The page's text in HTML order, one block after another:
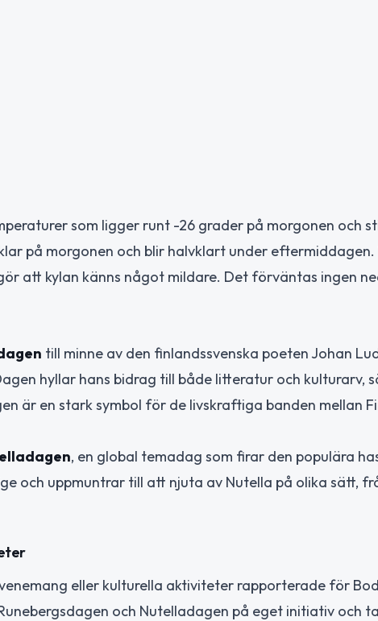
som ligger runt -26 grader på morgonen och
på morgonen och blir halvklart under eftermiddagen.
att kylan känns något mildare. Det förväntas ingen
till minne av den finlandssvenska poeten Johan
hyllar hans bidrag till både litteratur och kulturarv,
är en stark symbol för de livskraftiga banden mellan
, en global temadag som firar den populära
och uppmuntrar till att njuta av Nutella på olika sätt,
eller kulturella aktiviteter rapporterade för
och Nutelladagen på eget initiativ och